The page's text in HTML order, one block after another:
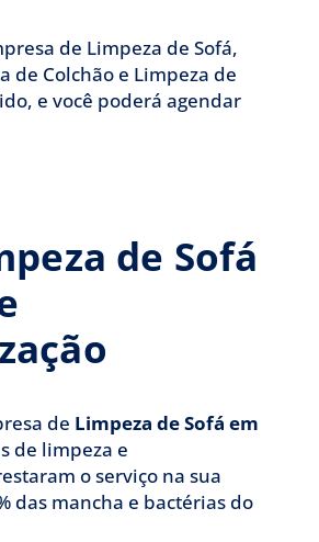
de Limpeza de Sofá,
de Colchão e Limpeza de
e você poderá agendar
de Sofá
de Limpeza de Sofáem
de limpeza e
o serviço na sua
das mancha e bactérias do